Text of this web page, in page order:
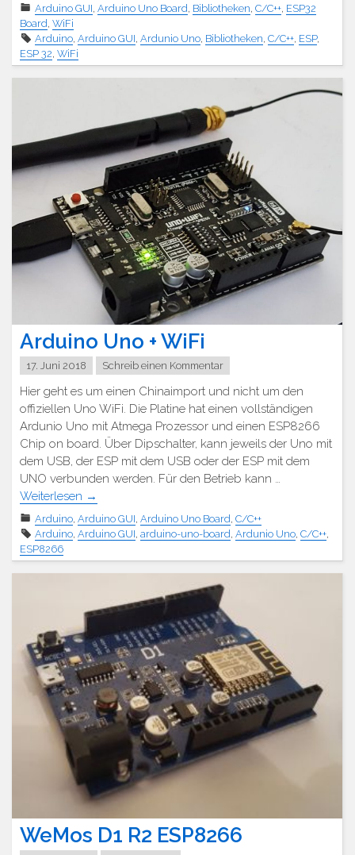
Arduino GUI Arduino Uno Board Bibliotheken C/C++ ESP32
Board WiFi
Arduino Arduino GUI Ardunio Uno Bibliotheken C/C++ ESP,
ESP 32 WiFi
Arduino Uno + WiFi
17. Juni 2018 Schreib einen Kommentar
Hier geht es um einen Chinaimport und nicht um den
offiziellen Uno WiFi. Die Platine hat einen vollständigen
Ardunio Uno mit Atmega Prozessor und einen ESP8266
Chip on board. Über Dipschalter, kann jeweils der Uno mit
dem USB, der ESP mit dem USB oder der ESP mit dem
UNO verbunden werden. Für den Betrieb kann …
Weiterlesen →
Arduino, Arduino GUI, Arduino Uno Board, C/C++
Arduino, Arduino GUI, arduino-uno-board, Ardunio Uno, C/C++,
ESP8266
WeMos D1 R2 ESP8266